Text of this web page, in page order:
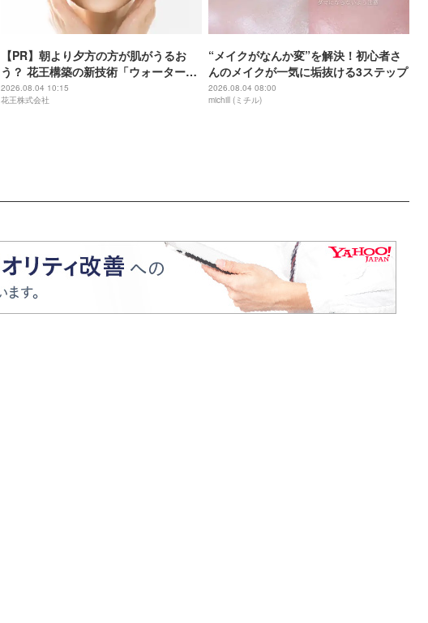
【PR】朝より夕方の方が肌がうるお
う？ 花王構築の新技術「ウォーターキ
ャプチャリングスキン（捕水肌）」が
スキンケアの常識を変える予感
2026.08.04 10:15
花王株式会社
“メイクがなんか変”を解決！初心者さ
んのメイクが一気に垢抜ける3ステップ
2026.08.04 08:00
michill (ミチル)